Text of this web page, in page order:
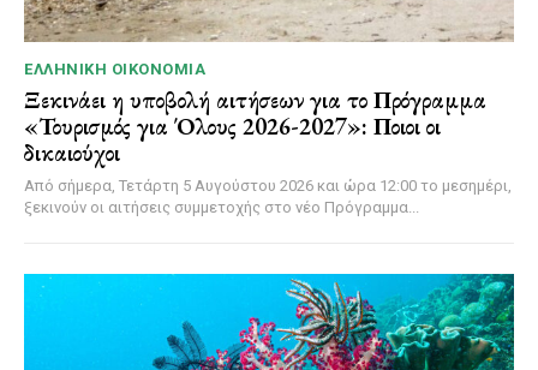
ΕΛΛΗΝΙΚΉ ΟΙΚΟΝΟΜΊΑ
Ξεκινάει η υποβολή αιτήσεων για το Πρόγραμμα
«Τουρισμός για Όλους 2026-2027»: Ποιοι οι
δικαιούχοι
Από σήμερα, Τετάρτη 5 Αυγούστου 2026 και ώρα 12:00 το μεσημέρι,
ξεκινούν οι αιτήσεις συμμετοχής στο νέο Πρόγραμμα...